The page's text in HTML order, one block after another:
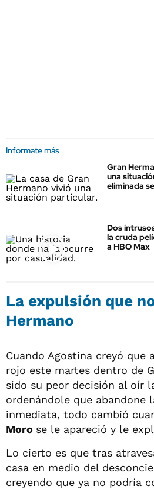
Informate más
Gran
una
eliminada
Dos
la cruda
a HBO Max
La expulsión que
Hermano
Cuando Agostina creyó que
rojo este martes dentro de
sido su peor decisión al oír
ordenándole que abandone
inmediata, todo cambió
Moro se le apareció y le
Lo cierto es que tras
casa en medio del
creyendo que ya no podría